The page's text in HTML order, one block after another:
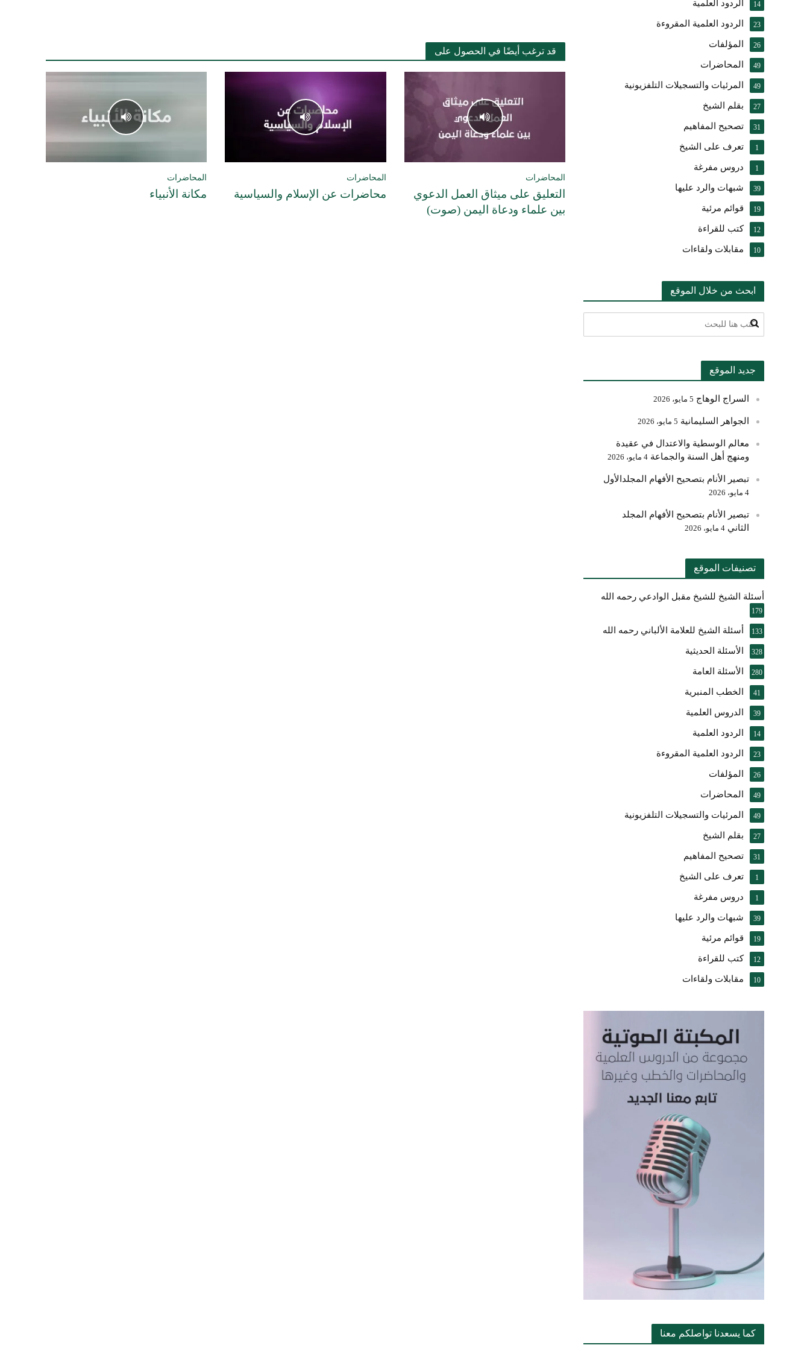
قد ترغب أيضًا في الحصول على
المحاضرات
التعليق على ميثاق العمل الدعوي
بين علماء ودعاة اليمن (صوت)
المحاضرات
محاضرات عن الإسلام والسياسية
المحاضرات
مكانة الأنبياء
الردود العلمية 14
الردود العلمية المقروءة 23
المؤلفات 26
المحاضرات 49
المرئيات والتسجيلات التلفزيونية 49
بقلم الشيخ 27
تصحيح المفاهيم 31
تعرف على الشيخ 1
دروس مفرغة 1
شبهات والرد عليها 39
قوائم مرئية 19
كتب للقراءة 12
مقابلات ولقاءات 10
ابحث من خلال الموقع
جديد الموقع
السراج الوهاج 5 مايو، 2026
الجواهر السليمانية 5 مايو، 2026
معالم الوسطية والاعتدال في عقيدة
ومنهج أهل السنة والجماعة 4 مايو، 2026
تبصير الأنام بتصحيح الأفهام المجلدالأول
4 مايو، 2026
تبصير الأنام بتصحيح الأفهام المجلد
الثاني 4 مايو، 2026
تصنيفات الموقع
أسئلة الشيخ للشيخ مقبل الوادعي رحمه الله
179
أسئلة الشيخ للعلامة الألباني رحمه الله 133
الأسئلة الحديثية 328
الأسئلة العامة 280
الخطب المنبرية 41
الدروس العلمية 39
الردود العلمية 14
الردود العلمية المقروءة 23
المؤلفات 26
المحاضرات 49
المرئيات والتسجيلات التلفزيونية 49
بقلم الشيخ 27
تصحيح المفاهيم 31
تعرف على الشيخ 1
دروس مفرغة 1
شبهات والرد عليها 39
قوائم مرئية 19
كتب للقراءة 12
مقابلات ولقاءات 10
كما يسعدنا تواصلكم معنا